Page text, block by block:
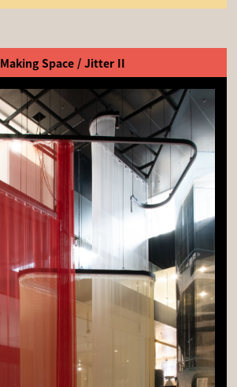
Making Space / Jitter II